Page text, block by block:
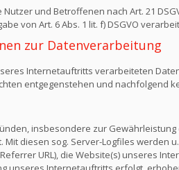
und Betroffenen nach Art. 21
von Art. 6 Abs. 1 lit. f) DSGVO
zur Datenverarbeitung
Internetauftritts verarbeiteten
entgegenstehen und nachfolgend
insbesondere zur
Mit diesen sog. Server-Logfiles werden
URL), die Website(s) unseres